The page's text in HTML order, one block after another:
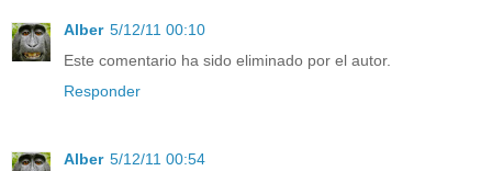
Alber 5/12/11 00:10
Este comentario ha sido eliminado por el autor.
Responder
Alber 5/12/11 00:54